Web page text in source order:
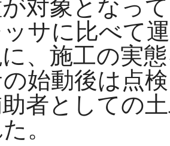
対象となっ
サに比べて
、施工の実
始動後は点
者としての
。